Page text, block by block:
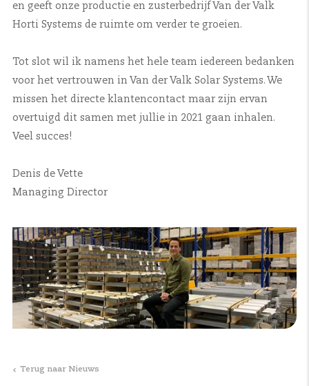
en geeft onze productie en zusterbedrijf Van der Valk
Horti Systems de ruimte om verder te groeien.
Tot slot wil ik namens het hele team iedereen bedanken
voor het vertrouwen in Van der Valk Solar Systems. We
missen het directe klantencontact maar zijn ervan
overtuigd dit samen met jullie in 2021 gaan inhalen.
Veel succes!
Denis de Vette
Managing Director
Terug naar Nieuws